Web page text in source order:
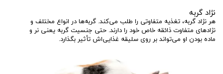
نژاد گربه
هر نژاد گربه، تغذیه متفاوتی را طلب می‌کند. گربه‌ها در انواع مختلف و
نژادهای متفاوت ذائقه خاص خود را دارند. حتی جنسیت گربه یعنی نر و
ماده بودن او می‌تواند بر روی سلیقه غذایی‌اش تأثیر بگذارد.